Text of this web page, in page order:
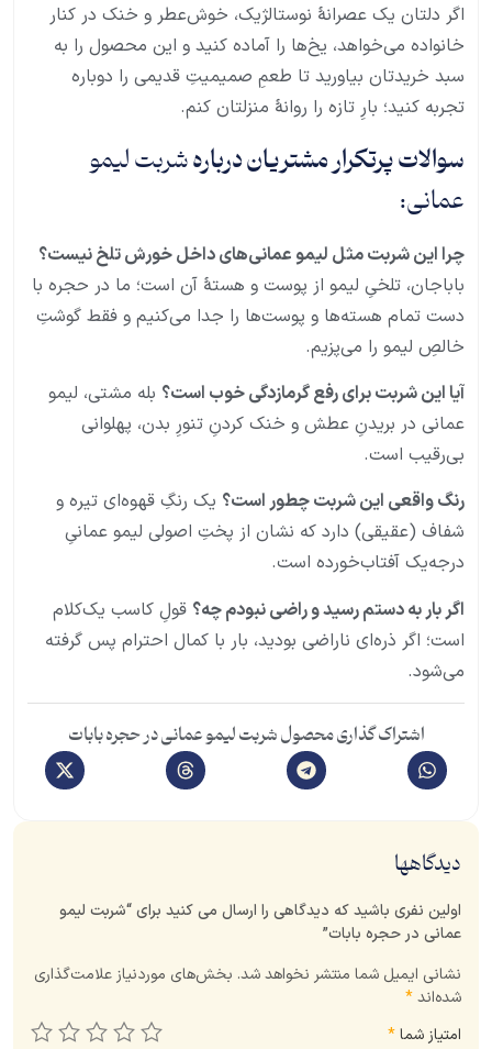
دیدگاهها
اولین نفری باشید که دیدگاهی را ارسال می کنید برای “شربت لیمو
عمانی در حجره بابات”
نشانی ایمیل شما منتشر نخواهد شد. بخش‌های موردنیاز علامت‌گذاری
شده‌اند*
امتیاز شما*
اگر دلتان یک عصرانهٔ نوستالژیک، خوش‌عطر و خنک در کنار
خانواده می‌خواهد، یخ‌ها را آماده کنید و این محصول را به
سبد خریدتان بیاورید تا طعمِ صمیمیتِ قدیمی را دوباره
تجربه کنید؛ بارِ تازه را روانهٔ منزلتان کنم.
سوالات پرتکرار مشتریان دربارهشربت لیمو
عمانی:
چرا این شربت مثل لیمو عمانی‌های داخل خورش تلخ نیست؟
باباجان، تلخیِ لیمو از پوست و هستهٔ آن است؛ ما در حجره با
دست تمام هسته‌ها و پوست‌ها را جدا می‌کنیم و فقط گوشتِ
خالصِ لیمو را می‌پزیم.
آیا این شربت برای رفع گرمازدگی خوب است؟ بله مشتی، لیمو
عمانی در بریدنِ عطش و خنک کردنِ تنورِ بدن، پهلوانی
بی‌رقیب است.
رنگ واقعی این شربت چطور است؟ یک رنگِ قهوه‌ای تیره و
شفاف (عقیقی) دارد که نشان از پختِ اصولی لیمو عمانیِ
درجه‌یک آفتاب‌خورده است.
اگر بار به دستم رسید و راضی نبودم چه؟ قولِ کاسب یک‌کلام
است؛ اگر ذره‌ای ناراضی بودید، بار با کمال احترام پس گرفته
می‌شود.
اشتراک گذاری محصول شربت لیمو عمانی در حجره بابات